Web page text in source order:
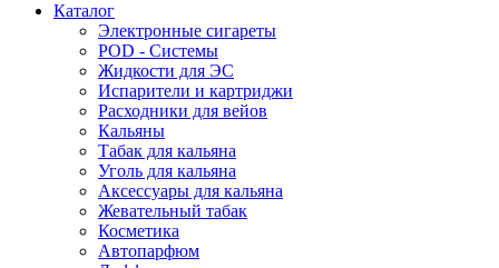
Каталог
Электронные сигареты
POD - Системы
Жидкости для ЭС
Испарители и картриджи
Расходники для вейов
Кальяны
Табак для кальяна
Уголь для кальяна
Аксессуары для кальяна
Жевательный табак
Косметика
Автопарфюм